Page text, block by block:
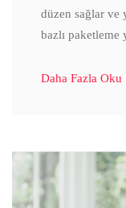
düzen sağlar ve
bazlı paketleme
Daha Fazla Oku